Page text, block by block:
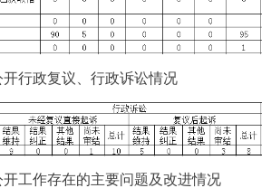
行政复议、行政诉讼情况
作存在的主要问题及改进情况